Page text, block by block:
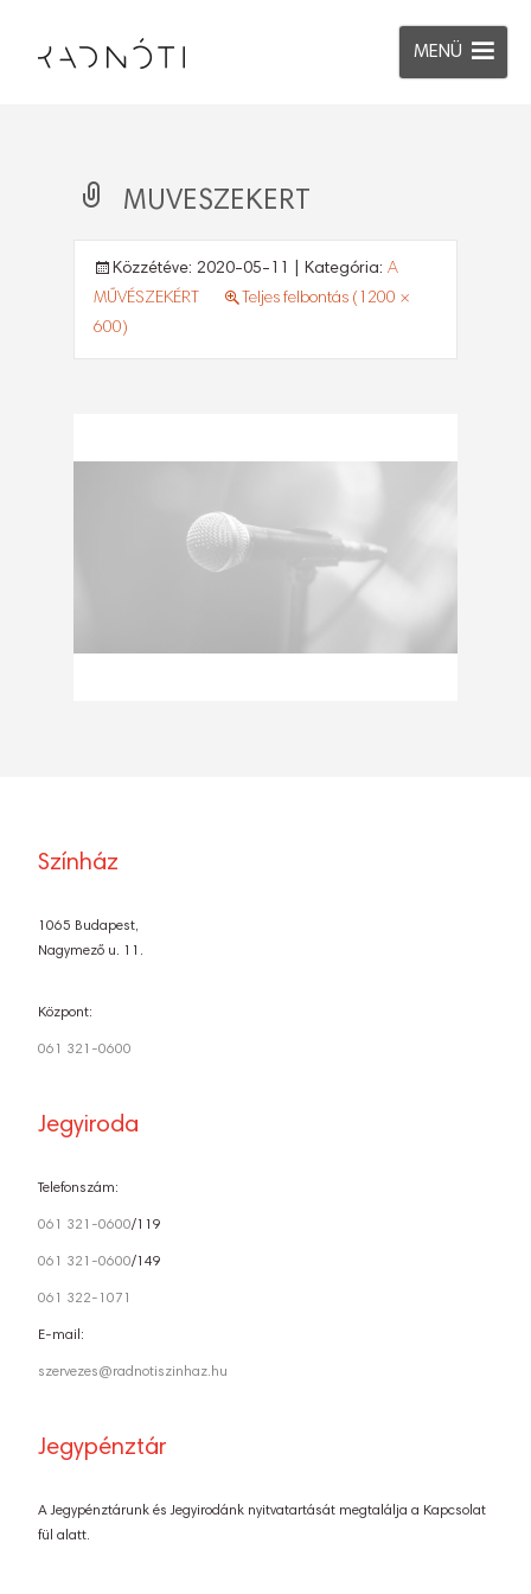
MENÜ
MUVESZEKERT
Közzétéve: 2020-05-11 | Kategória: A
MŰVÉSZEKÉRT
Teljes felbontás (1200 ×
600)
Színház
1065 Budapest,
Nagymező u. 11.
Központ:
061 321-0600
Jegyiroda
Telefonszám:
061 321-0600/119
061 321-0600/149
061 322-1071
E-mail:
szervezes@radnotiszinhaz.hu
Jegypénztár
A Jegypénztárunk és Jegyirodánk nyitvatartását megtalálja a Kapcsolat
fül alatt.